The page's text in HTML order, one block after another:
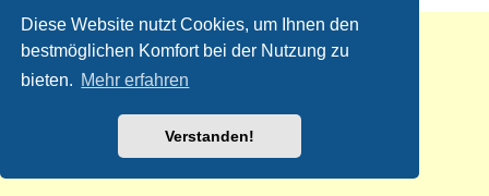
Diese Website nutzt Cookies, um Ihnen den
bestmöglichen Komfort bei der Nutzung zu
bieten. Mehr erfahren
Verstanden!